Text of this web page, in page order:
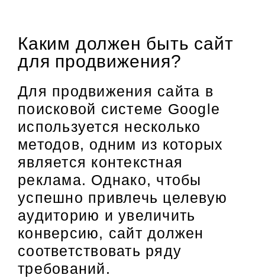
Каким должен быть сайт
для продвижения?
Для продвижения сайта в
поисковой системе Google
используется несколько
методов, одним из которых
является контекстная
реклама. Однако, чтобы
успешно привлечь целевую
аудиторию и увеличить
конверсию, сайт должен
соответствовать ряду
требований.